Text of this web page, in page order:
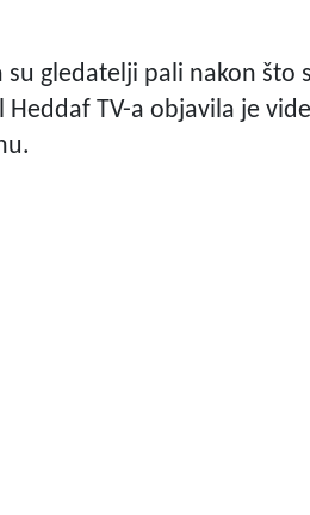
gledatelji pali nakon što
TV-a objavila je